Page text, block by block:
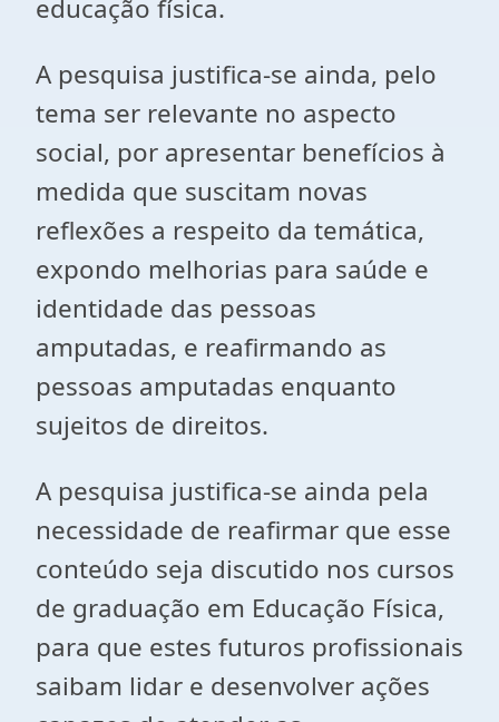
educação física.
A pesquisa justifica-se ainda, pelo
tema ser relevante no aspecto
social, por apresentar benefícios à
medida que suscitam novas
reflexões a respeito da temática,
expondo melhorias para saúde e
identidade das pessoas
amputadas, e reafirmando as
pessoas amputadas enquanto
sujeitos de direitos.
A pesquisa justifica-se ainda pela
necessidade de reafirmar que esse
conteúdo seja discutido nos cursos
de graduação em Educação Física,
para que estes futuros profissionais
saibam lidar e desenvolver ações